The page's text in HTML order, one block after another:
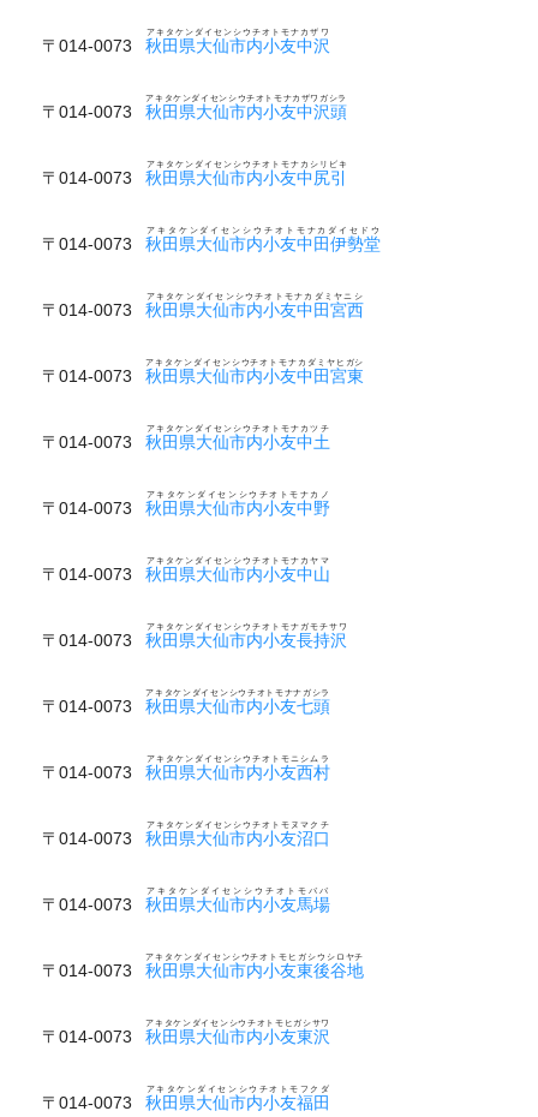
〒014-0073 秋田県大仙市内小友中沢
アキタケンダイセンシウチオトモナカザワ
〒014-0073 秋田県大仙市内小友中沢頭
アキタケンダイセンシウチオトモナカザワガシラ
〒014-0073 秋田県大仙市内小友中尻引
アキタケンダイセンシウチオトモナカシリビキ
〒014-0073 秋田県大仙市内小友中田伊勢堂
アキタケンダイセンシウチオトモナカダイセドウ
〒014-0073 秋田県大仙市内小友中田宮西
アキタケンダイセンシウチオトモナカダミヤニシ
〒014-0073 秋田県大仙市内小友中田宮東
アキタケンダイセンシウチオトモナカダミヤヒガシ
〒014-0073 秋田県大仙市内小友中土
アキタケンダイセンシウチオトモナカツチ
〒014-0073 秋田県大仙市内小友中野
アキタケンダイセンシウチオトモナカノ
〒014-0073 秋田県大仙市内小友中山
アキタケンダイセンシウチオトモナカヤマ
〒014-0073 秋田県大仙市内小友長持沢
アキタケンダイセンシウチオトモナガモチサワ
〒014-0073 秋田県大仙市内小友七頭
アキタケンダイセンシウチオトモナナガシラ
〒014-0073 秋田県大仙市内小友西村
アキタケンダイセンシウチオトモニシムラ
〒014-0073 秋田県大仙市内小友沼口
アキタケンダイセンシウチオトモヌマクチ
〒014-0073 秋田県大仙市内小友馬場
アキタケンダイセンシウチオトモババ
〒014-0073 秋田県大仙市内小友東後谷地
アキタケンダイセンシウチオトモヒガシウシロヤチ
〒014-0073 秋田県大仙市内小友東沢
アキタケンダイセンシウチオトモヒガシサワ
〒014-0073 秋田県大仙市内小友福田
アキタケンダイセンシウチオトモフクダ